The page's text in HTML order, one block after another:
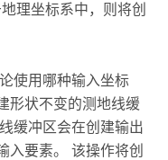
理坐标系中，则将创
使用哪种输入坐标
形状不变的测地线缓
缓冲区会在创建输出
入要素。 该操作将创